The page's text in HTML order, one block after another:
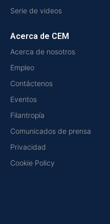
Serie de videos
Acerca de CEM
Acerca de nosotros
Empleo
Contáctenos
Eventos
Filantropía
Comunicados de prensa
Privacidad
Cookie Policy